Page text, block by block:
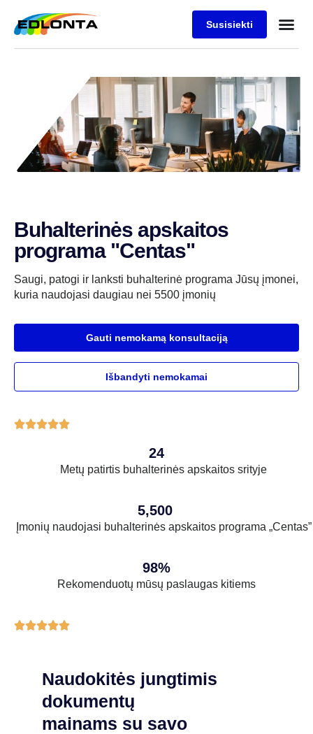
Susisiekti
Išbandyti nemokamai
Gauti nemokamą konsultaciją
Saugi, patogi ir lanksti buhalterinė programa Jūsų įmonei,
kuria naudojasi daugiau nei 5500 įmonių
Buhalterinės apskaitos
programa "Centas"

24
Metų patirtis buhalterinės apskaitos srityje
5,500
Įmonių naudojasi buhalterinės apskaitos programa „Centas”
98%
Rekomenduotų mūsų paslaugas kitiems

Naudokitės jungtimis
dokumentų
mainams su savo